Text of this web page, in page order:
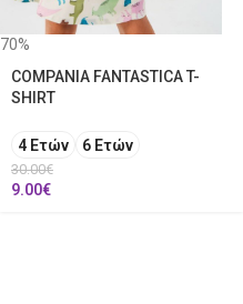
70%
COMPANIA FANTASTICA T-
SHIRT
4 Ετών 6 Ετών
30.00€
9.00€